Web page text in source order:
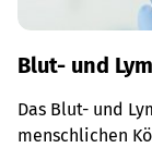
Blut- und
Das Blut- und
menschlichen